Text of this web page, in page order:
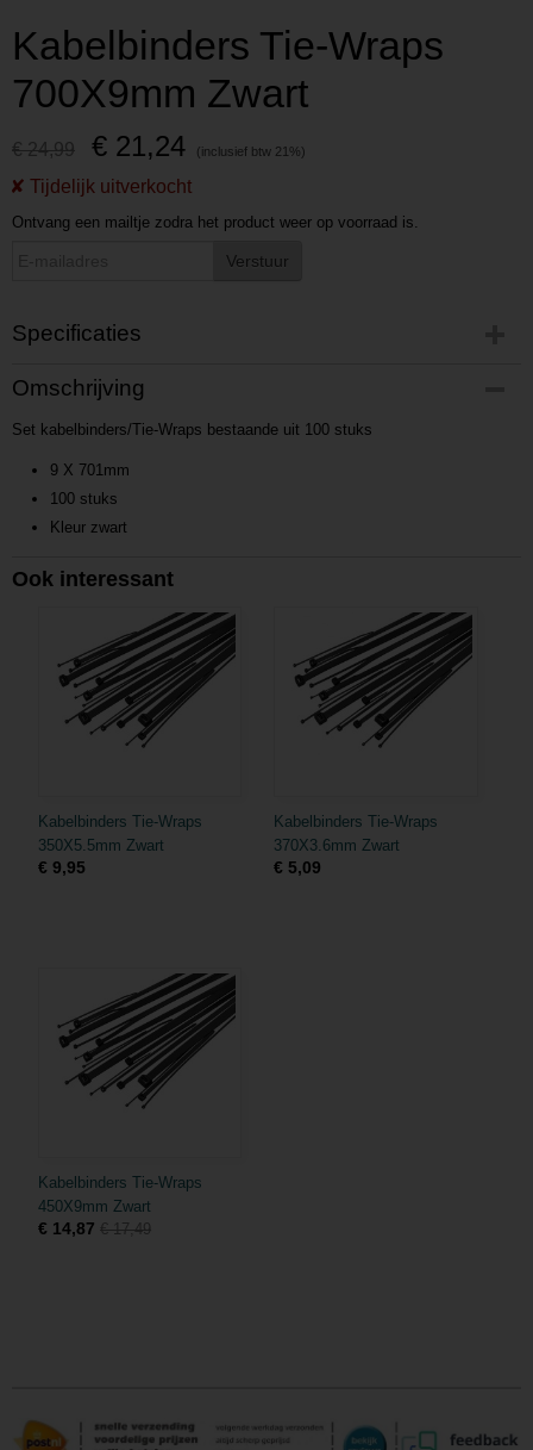
Kabelbinders Tie-Wraps
700X9mm Zwart
€ 24,99 € 21,24
Ontvang een mailtje zodra het product weer op voorraad is.
Verstuur
Specificaties
Productcode
P201608291522
Productcode leverancier
Omschrijving
Set kabelbinders/Tie-Wraps bestaande uit 100 stuks
9 X 701mm
100 stuks
Kleur zwart
Ook interessant
Kabelbinders Tie-Wraps
350X5.5mm Zwart
€ 9,95
Kabelbinders Tie-Wraps
370X3.6mm Zwart
€ 5,09
Kabelbinders Tie-Wraps
450X9mm Zwart
€ 14,87 € 17,49